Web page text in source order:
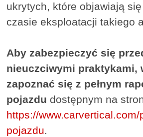
ukrytych, które objawiają
czasie eksploatacji takiego
Aby zabezpieczyć się
nieuczciwymi praktykami,
zapoznać się z pełnym
pojazdu dostępnym na
https://www.carvertical.com/
pojazdu.